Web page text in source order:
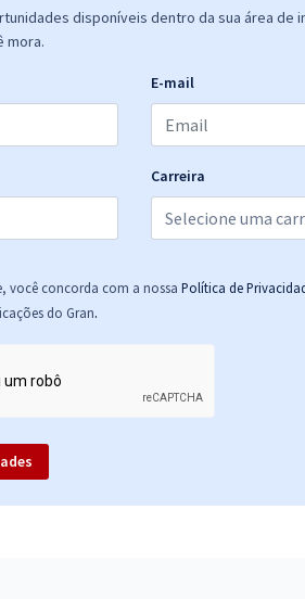
disponíveis dentro da sua área de
mora.
E-mail
Carreira
você concorda com a nossa Política de
do Gran.